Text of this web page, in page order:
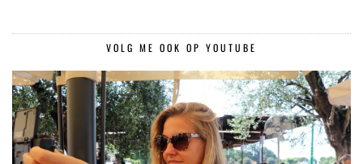
VOLG ME OOK OP YOUTUBE